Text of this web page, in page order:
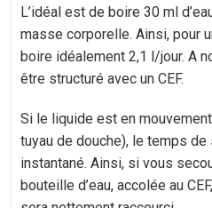
L’idéal est de boire 30 ml
masse corporelle. Ainsi, pour
boire idéalement 2,1 l/jour. A
être structuré avec un CEF.
Si le liquide est en
tuyau de douche), le temps
instantané. Ainsi, si vous
bouteille d’eau, accolée au